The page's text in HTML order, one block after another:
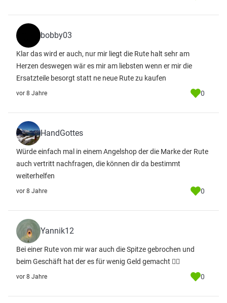
bobby03
Klar das wird er auch, nur mir liegt die Rute halt sehr am
Herzen deswegen wär es mir am liebsten wenn er mir die
Ersatzteile besorgt statt ne neue Rute zu kaufen
vor 8 Jahre 0
HandGottes
Würde einfach mal in einem Angelshop der die Marke der Rute
auch vertritt nachfragen, die können dir da bestimmt
weiterhelfen
vor 8 Jahre 0
Yannik12
Bei einer Rute von mir war auch die Spitze gebrochen und
beim Geschäft hat der es für wenig Geld gemacht 👍🏼
vor 8 Jahre 0